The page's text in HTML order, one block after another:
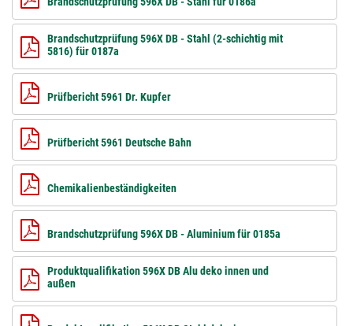
Brandschutzprüfung 596X DB - Stahl (2-schichtig mit
5816) für 0187a
Prüfbericht 5961 Dr. Kupfer
Prüfbericht 5961 Deutsche Bahn
Chemikalienbeständigkeiten
Brandschutzprüfung 596X DB - Aluminium für 0185a
Produktqualifikation 596X DB Alu deko innen und
außen